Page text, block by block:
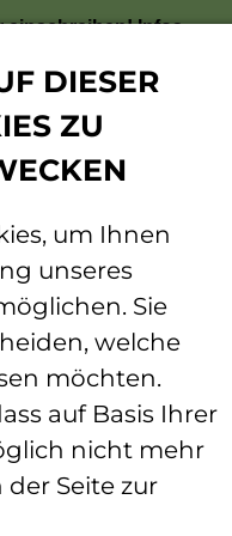
einschreiben!Infos
Hochschulbildung
12.12.2025
von KI in
DIESER
ZU
um Ihnen
unseres
Sie
welche
möchten.
auf Basis Ihrer
nicht mehr
Seite zur